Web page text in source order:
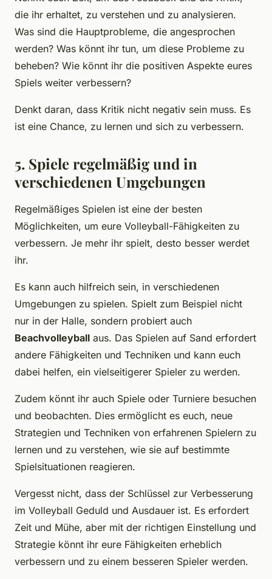
die ihr erhaltet, zu verstehen und zu analysieren.
Was sind die Hauptprobleme, die angesprochen
werden? Was könnt ihr tun, um diese Probleme zu
beheben? Wie könnt ihr die positiven Aspekte eures
Spiels weiter verbessern?
Denkt daran, dass Kritik nicht negativ sein muss. Es
ist eine Chance, zu lernen und sich zu verbessern.
5. Spiele regelmäßig und in
verschiedenen Umgebungen
Regelmäßiges Spielen ist eine der besten
Möglichkeiten, um eure Volleyball-Fähigkeiten zu
verbessern. Je mehr ihr spielt, desto besser werdet
ihr.
Es kann auch hilfreich sein, in verschiedenen
Umgebungen zu spielen. Spielt zum Beispiel nicht
nur in der Halle, sondern probiert auch
Beachvolleyball aus. Das Spielen auf Sand erfordert
andere Fähigkeiten und Techniken und kann euch
dabei helfen, ein vielseitigerer Spieler zu werden.
Zudem könnt ihr auch Spiele oder Turniere besuchen
und beobachten. Dies ermöglicht es euch, neue
Strategien und Techniken von erfahrenen Spielern zu
lernen und zu verstehen, wie sie auf bestimmte
Spielsituationen reagieren.
Vergesst nicht, dass der Schlüssel zur Verbesserung
im Volleyball Geduld und Ausdauer ist. Es erfordert
Zeit und Mühe, aber mit der richtigen Einstellung und
Strategie könnt ihr eure Fähigkeiten erheblich
verbessern und zu einem besseren Spieler werden.